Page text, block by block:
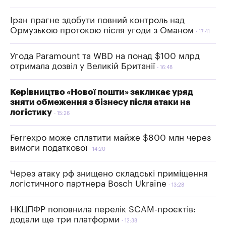
Іран прагне здобути повний контроль над
Ормузькою протокою після угоди з Оманом
17:41
Угода Paramount та WBD на понад $100 млрд
отримала дозвіл у Великій Британії
16:48
Керівництво «Нової пошти» закликає уряд
зняти обмеження з бізнесу після атаки на
логістику
15:26
Ferrexpo може сплатити майже $800 млн через
вимоги податкової
14:20
Через атаку рф знищено складські приміщення
логістичного партнера Bosch Ukraine
13:28
НКЦПФР поповнила перелік SCAM-проєктів:
додали ще три платформи
12:38